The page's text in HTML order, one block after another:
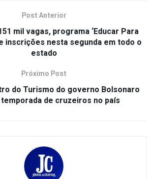
Post Anterior
mil vagas, programa ‘Educar Para
inscrições nesta segunda em todo o
estado
Próximo Post
do Turismo do governo Bolsonaro
de cruzeiros no país